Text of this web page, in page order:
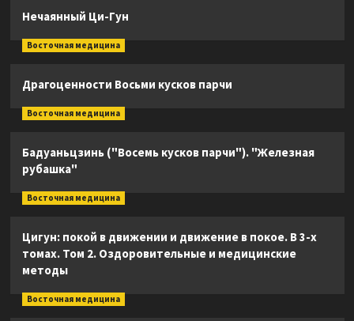
Нечаянный Ци-Гун
Восточная медицина
Драгоценности Восьми кусков парчи
Восточная медицина
Бадуаньцзинь ("Восемь кусков парчи"). "Железная
рубашка"
Восточная медицина
Цигун: покой в движении и движение в покое. В 3-х
томах. Том 2. Оздоровительные и медицинские
методы
Восточная медицина